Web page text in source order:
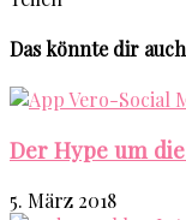
Das könnte dir
Der Hype um
5. März 2018